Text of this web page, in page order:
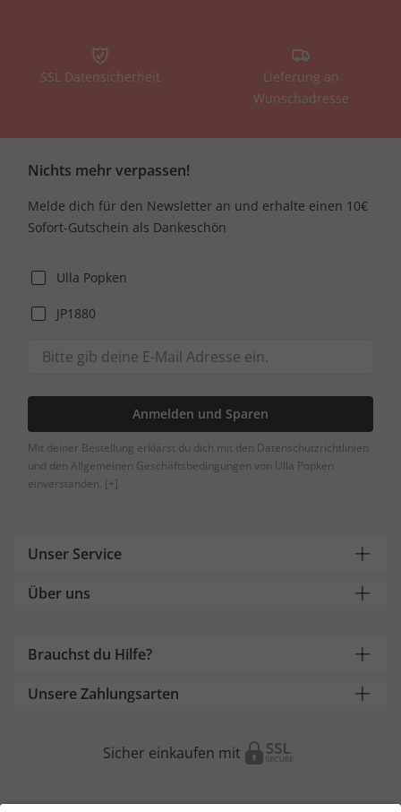
SSL Datensicherheit
Lieferung an
Wunschadresse
Nichts mehr verpassen!
Melde dich für den Newsletter an und erhalte einen 10€
Sofort-Gutschein als Dankeschön
Ulla Popken
JP1880
Anmelden und Sparen
Mit deiner Bestellung erklärst du dich mit den Datenschutzrichtlinien
und den Allgemeinen Geschäftsbedingungen von Ulla Popken
einverstanden. [+]
Unser Service
Über uns
Brauchst du Hilfe?
Unsere Zahlungsarten
Sicher einkaufen mit